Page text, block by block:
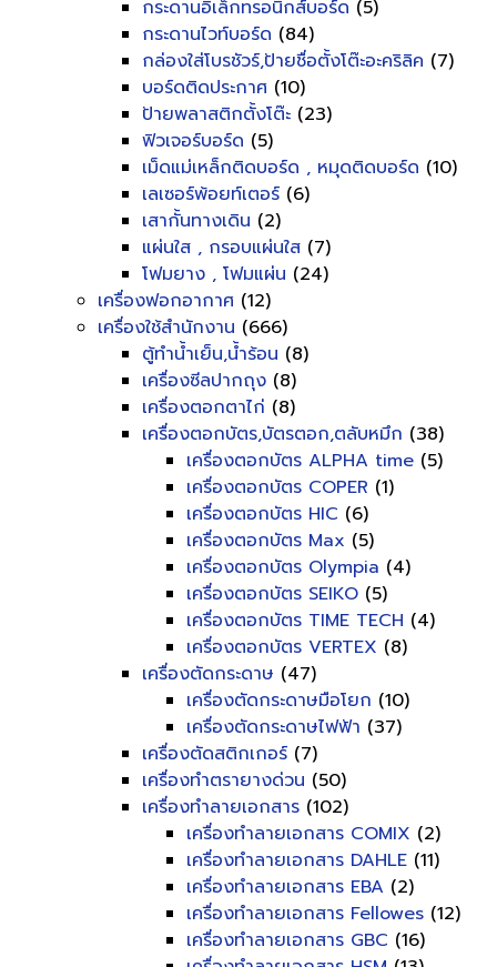
กระดานอิเล็กทรอนิกส์บอร์ด (5)
กระดานไวท์บอร์ด (84)
กล่องใส่โบรชัวร์,ป้ายชื่อตั้งโต๊ะอะคริลิค (7)
บอร์ดติดประกาศ (10)
ป้ายพลาสติกตั้งโต๊ะ (23)
ฟิวเจอร์บอร์ด (5)
เม็ดแม่เหล็กติดบอร์ด , หมุดติดบอร์ด (10)
เลเซอร์พ้อยท์เตอร์ (6)
เสากั้นทางเดิน (2)
แผ่นใส , กรอบแผ่นใส (7)
โฟมยาง , โฟมแผ่น (24)
เครื่องฟอกอากาศ (12)
เครื่องใช้สำนักงาน (666)
ตู้ทำน้ำเย็น,น้ำร้อน (8)
เครื่องซีลปากถุง (8)
เครื่องตอกตาไก่ (8)
เครื่องตอกบัตร,บัตรตอก,ตลับหมึก (38)
เครื่องตอกบัตร ALPHA time (5)
เครื่องตอกบัตร COPER (1)
เครื่องตอกบัตร HIC (6)
เครื่องตอกบัตร Max (5)
เครื่องตอกบัตร Olympia (4)
เครื่องตอกบัตร SEIKO (5)
เครื่องตอกบัตร TIME TECH (4)
เครื่องตอกบัตร VERTEX (8)
เครื่องตัดกระดาษ (47)
เครื่องตัดกระดาษมือโยก (10)
เครื่องตัดกระดาษไฟฟ้า (37)
เครื่องตัดสติกเกอร์ (7)
เครื่องทำตรายางด่วน (50)
เครื่องทำลายเอกสาร (102)
เครื่องทำลายเอกสาร COMIX (2)
เครื่องทำลายเอกสาร DAHLE (11)
เครื่องทำลายเอกสาร EBA (2)
เครื่องทำลายเอกสาร Fellowes (12)
เครื่องทำลายเอกสาร GBC (16)